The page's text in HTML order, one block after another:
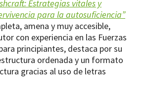
Estrategias vitales y
para la autosuficiencia”
amena y muy accesible,
con experiencia en las Fuerzas
principiantes, destaca por su
ordenada y un formato
gracias al uso de letras